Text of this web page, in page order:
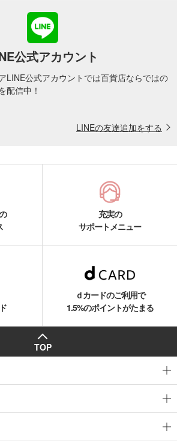
公式アカウント
LINE公式アカウントでは百貨店ならではの
配信中！
LINEの友達追加をする
充実の
サポートメニュー
ｄカードのご利用で
1.5%のポイントがたまる
TOP